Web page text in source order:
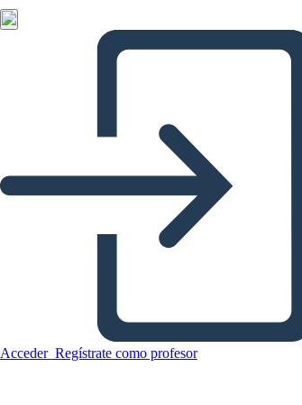
Acceder Regístrate como profesor